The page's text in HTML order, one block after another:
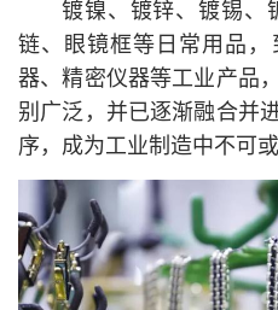
镀镍、镀锌、镀锡、
链、眼镜框等日常用品
器、精密仪器等工业产品
别广泛，并已逐渐融合并
序，成为工业制造中不可